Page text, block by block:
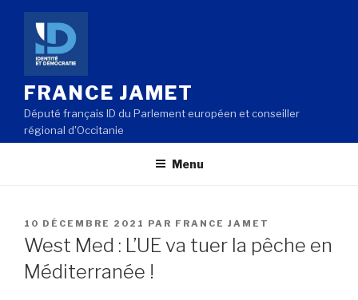
Aller
contenu
principal
FRANCE JAMET
Député français ID du Parlement européen et conseiller
régional d'Occitanie
Menu
PUBLIÉ
LE
10 DÉCEMBRE 2021 PAR FRANCE JAMET
West Med : L’UE va tuer la pêche en
Méditerranée !